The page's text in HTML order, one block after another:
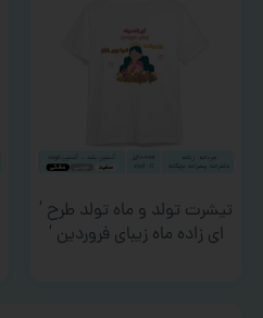
تیشرت تولد و ماه تولد طرح ‘
ای زاده ماه زیبای فروردین ‘